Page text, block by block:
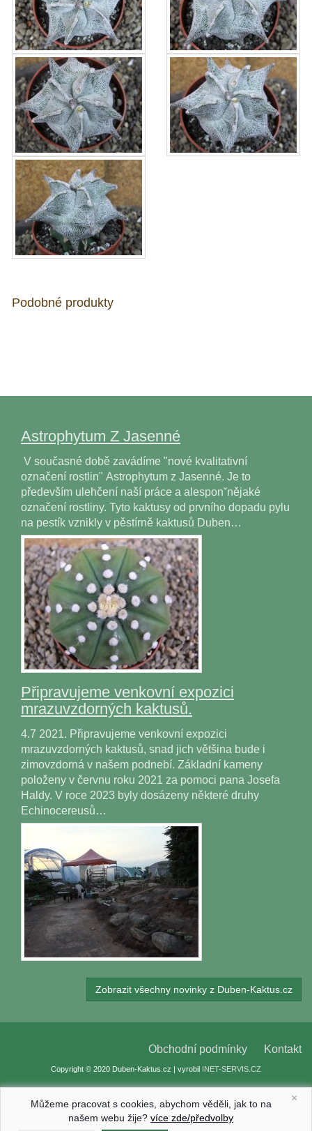
Podobné produkty
Astrophytum Z Jasenné
V současné době zavádíme "nové kvalitativní
označení rostlin" Astrophytum z Jasenné. Je to
především ulehčení naší práce a alesponˇnějaké
označení rostliny. Tyto kaktusy od prvního dopadu pylu
na pestík vznikly v pěstírně kaktusů Duben…
Připravujeme venkovní expozici
mrazuvzdorných kaktusů.
4.7 2021. Připravujeme venkovní expozici
mrazuvzdorných kaktusů, snad jich většina bude i
zimovzdorná v našem podnebí. Základní kameny
položeny v červnu roku 2021 za pomoci pana Josefa
Haldy. V roce 2023 byly dosázeny některé druhy
Echinocereusů…
Zobrazit všechny novinky z Duben-Kaktus.cz
Obchodní podmínky Kontakt
Copyright © 2020 Duben-Kaktus.cz | vyrobil INET-SERVIS.CZ
×
Můžeme pracovat s cookies, abychom věděli, jak to na
našem webu žije? více zde/předvolby